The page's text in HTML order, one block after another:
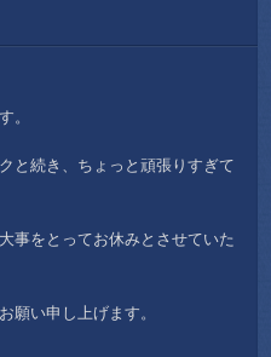
。
と続き、ちょっと頑張りすぎて
事をとってお休みとさせていた
願い申し上げます。